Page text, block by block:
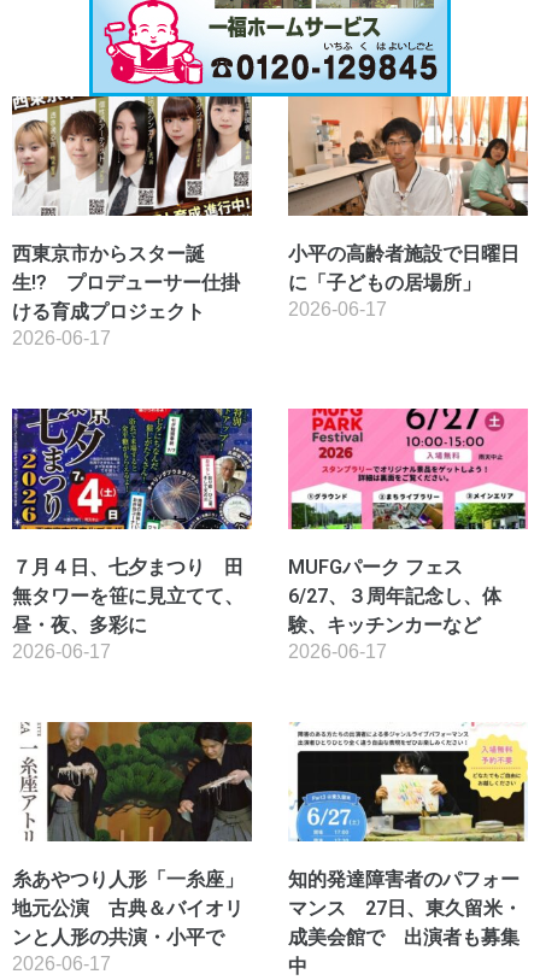
西東京市からスター誕
生!? プロデューサー仕掛
ける育成プロジェクト
2026-06-17
小平の高齢者施設で日曜日
に「子どもの居場所」
2026-06-17
７月４日、七夕まつり 田
無タワーを笹に見立てて、
昼・夜、多彩に
2026-06-17
MUFGパーク フェス
6/27、３周年記念し、体
験、キッチンカーなど
2026-06-17
糸あやつり人形「一糸座」
地元公演 古典＆バイオリ
ンと人形の共演・小平で
2026-06-17
知的発達障害者のパフォー
マンス 27日、東久留米・
成美会館で 出演者も募集
中